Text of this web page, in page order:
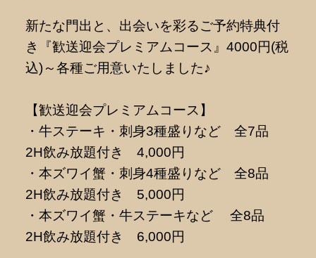
新たな門出と、出会いを彩るご予約特典付
き『歓送迎会プレミアムコース』4000円(税
込)～各種ご用意いたしました♪
【歓送迎会プレミアムコース】
・牛ステーキ・刺身3種盛りなど 全7品
2H飲み放題付き 4,000円
・本ズワイ蟹・刺身4種盛りなど 全8品
2H飲み放題付き 5,000円
・本ズワイ蟹・牛ステーキなど 全8品
2H飲み放題付き 6,000円